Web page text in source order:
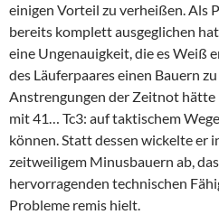
einigen Vorteil zu verheißen. Als
bereits komplett ausgeglichen
eine Ungenauigkeit, die es Weiß
des Läuferpaares einen Bauern
Anstrengungen der Zeitnot hätte
mit 41… Tc3: auf taktischem
können. Statt dessen wickelte er
zeitweiligem Minusbauern ab,
hervorragenden technischen
Probleme remis hielt.